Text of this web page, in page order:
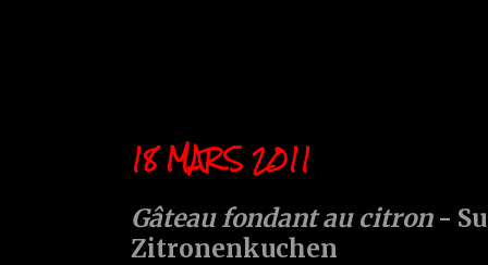
18 MARS 2011
Gâteau fondant au citron-
Zitronenkuchen